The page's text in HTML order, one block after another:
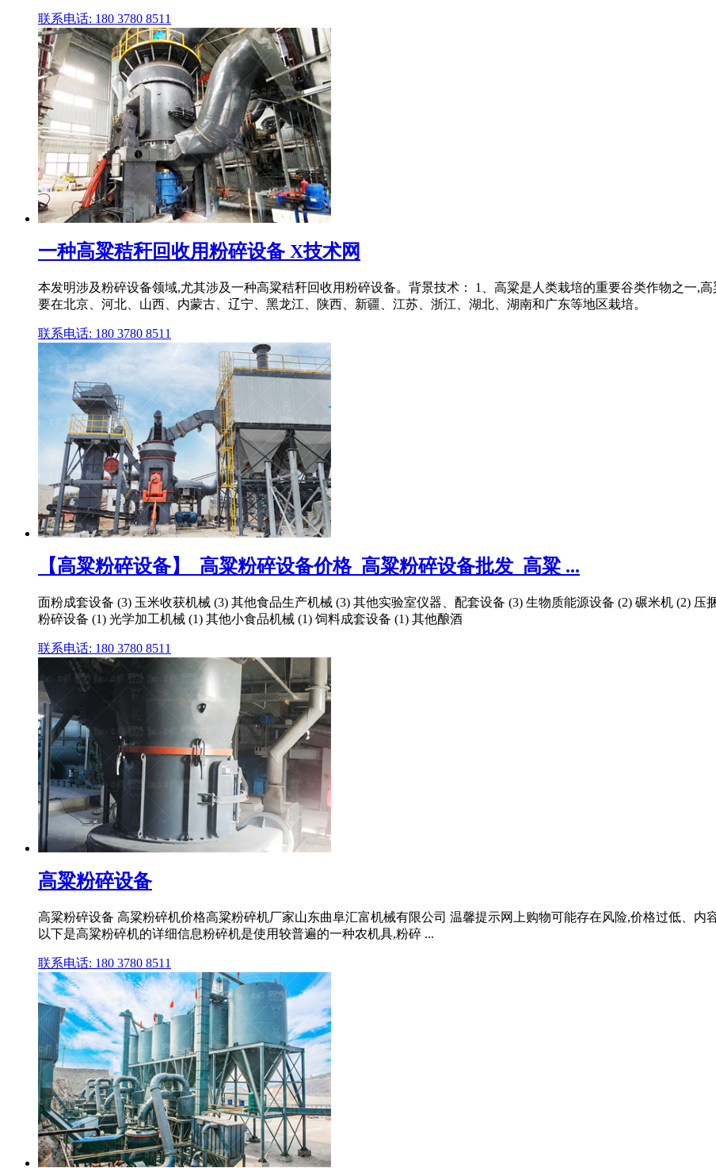
联系电话: 180 3780 8511
一种高粱秸秆回收用粉碎设备 X技术网
本发明涉及粉碎设备领域,尤其涉及一种高粱秸秆回收用粉碎设备。背景技术： 1、高粱是人类栽培的重要谷类作物之一,
要在北京、河北、山西、内蒙古、辽宁、黑龙江、陕西、新疆、江苏、浙江、湖北、湖南和广东等地区栽培。
联系电话: 180 3780 8511
【高粱粉碎设备】_高粱粉碎设备价格_高粱粉碎设备批发_高粱 ...
面粉成套设备 (3) 玉米收获机械 (3) 其他食品生产机械 (3) 其他实验室仪器、配套设备 (3) 生物质能源设备 (2) 碾米机 (2)
粉碎设备 (1) 光学加工机械 (1) 其他小食品机械 (1) 饲料成套设备 (1) 其他酿酒
联系电话: 180 3780 8511
高粱粉碎设备
高粱粉碎设备 高粱粉碎机价格高粱粉碎机厂家山东曲阜汇富机械有限公司 温馨提示网上购物可能存在风险,价格过低、
以下是高粱粉碎机的详细信息粉碎机是使用较普遍的一种农机具,粉碎 ...
联系电话: 180 3780 8511